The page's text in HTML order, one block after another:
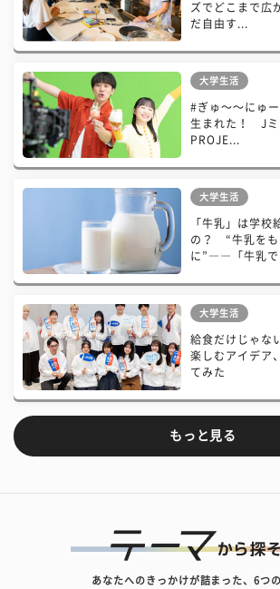
ズでどこまで広
だ自由す...
大学生活
#ぎゅ〜〜にゅ
生まれた！ Jミ
PROJE...
大学生活
「牛乳」は学校
の？ “牛乳をも
に”――「牛乳で
大学生活
給食だけじゃな
楽しむアイデア
てみた
もっと見る
あなたへのきっかけが詰まった、6つ